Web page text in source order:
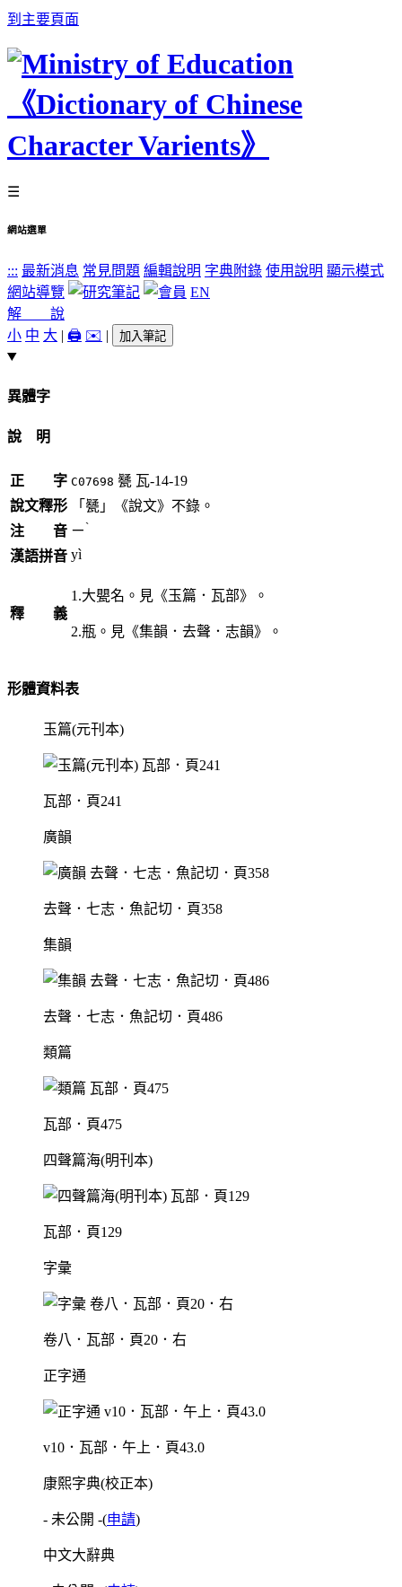
到主要頁面
☰
網站選單
::: 最新消息 常見問題 編輯說明 字典附錄 使用說明 顯示模式
網站導覽
EN
解 說
小 中 大 | 🖨️ ✉️ | 加入筆記
異體字
說 明
正 字 C07698 㽈 瓦-14-19
說文釋形
「㽈」《說文》不錄。
注 音 ㄧ ˋ
漢語拼音 yì
釋 義
1.大甖名。見《玉篇．瓦部》。
2.瓶。見《集韻．去聲．志韻》。
形體資料表
玉篇(元刊本)
瓦部．頁241
廣韻
去聲．七志．魚記切．頁358
集韻
去聲．七志．魚記切．頁486
類篇
瓦部．頁475
四聲篇海(明刊本)
瓦部．頁129
字彙
卷八．瓦部．頁20．右
正字通
v10．瓦部．午上．頁43.0
康熙字典(校正本)
- 未公開 -(申請)
中文大辭典